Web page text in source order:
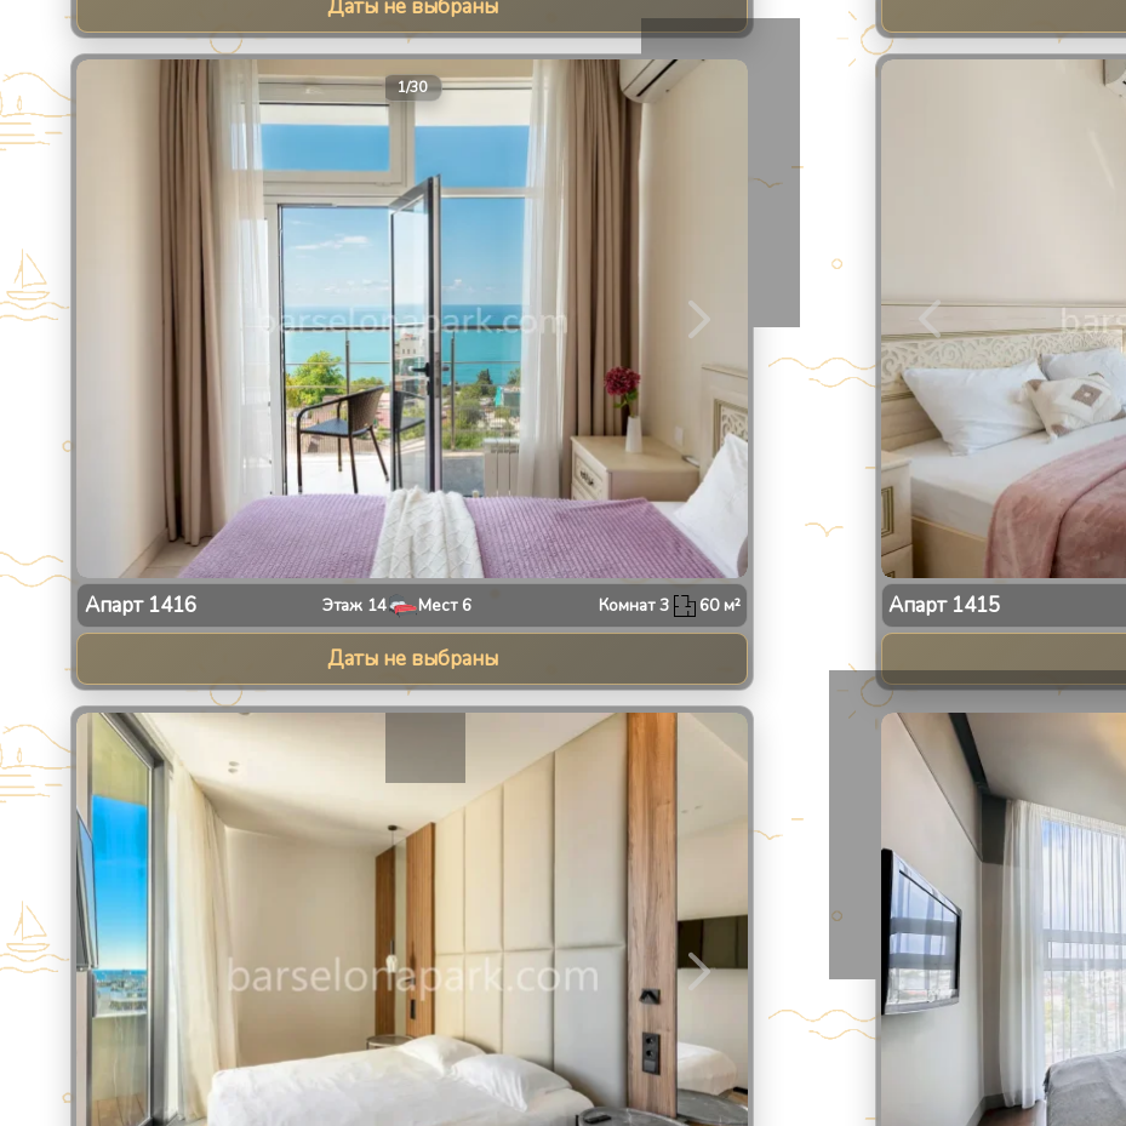
Даты не выбраны
1/30
Апарт 1416 Этаж 14 Мест 6 Комнат3 60м²
Даты не выбраны
Апарт 1415